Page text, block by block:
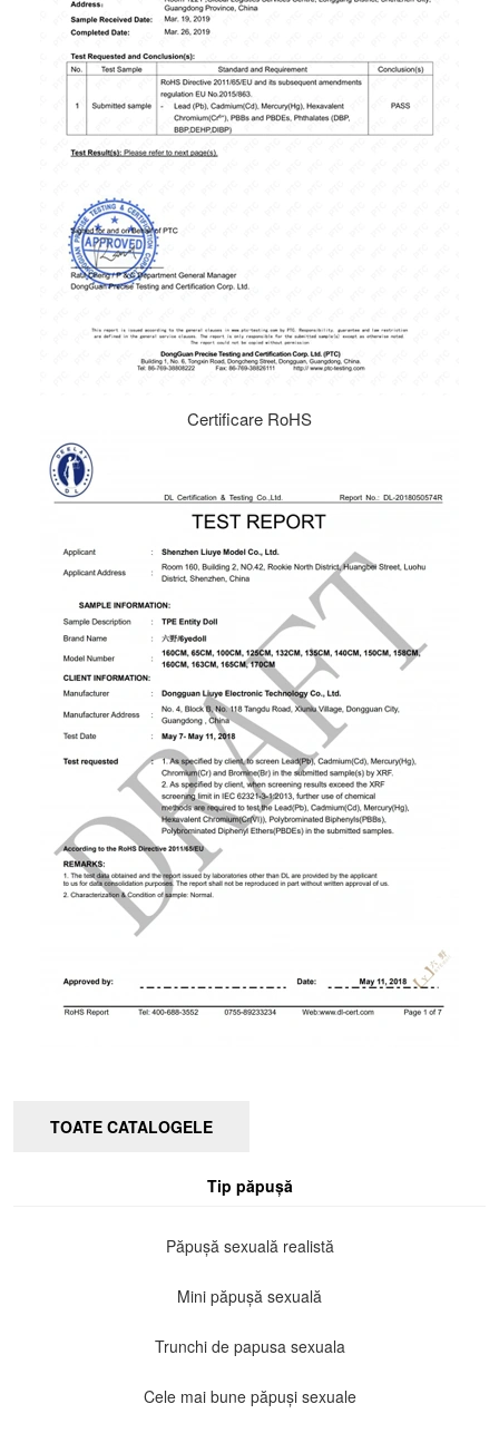
Certificare RoHS
TOATE CATALOGELE
Tip păpușă
Păpușă sexuală realistă
Mini păpușă sexuală
Trunchi de papusa sexuala
Cele mai bune păpuși sexuale